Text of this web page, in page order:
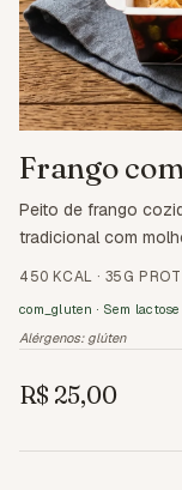
Frango
Peito de frango
tradicional com
450 KCAL · 35G PROT
com_gluten · Sem lactose
Alérgenos: glúten
R$ 25,00